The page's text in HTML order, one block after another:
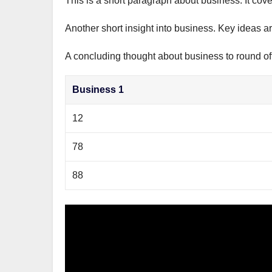
Another short insight into business. Key ideas
A concluding thought about business to round
Business 1
12
78
88